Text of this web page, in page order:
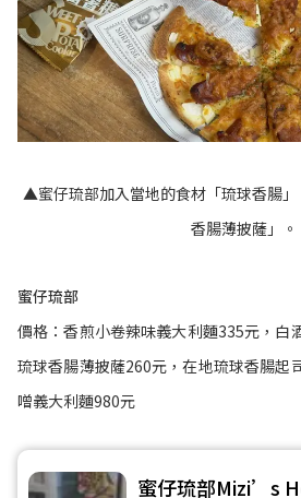
▲蜜仔琉部加入當地的食材「琉球香腸
香腸薄披薩」。
蜜仔琉部
價格：香煎小卷辣味義大利麵335元，白
琉球香腸薄披薩260元，在地琉球香腸起
噌義大利麵980元
蜜仔琉部Mizi’s